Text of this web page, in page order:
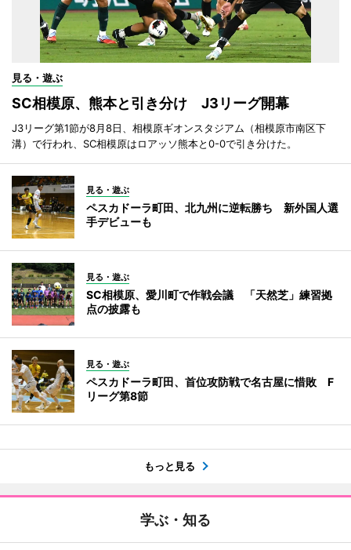
見る・遊ぶ
SC相模原、熊本と引き分け J3リーグ開幕
J3リーグ第1節が8月8日、相模原ギオンスタジアム（相模原市南区下
溝）で行われ、SC相模原はロアッソ熊本と0-0で引き分けた。
見る・遊ぶ
ペスカドーラ町田、北九州に逆転勝ち 新外国人選
手デビューも
見る・遊ぶ
SC相模原、愛川町で作戦会議 「天然芝」練習拠
点の披露も
見る・遊ぶ
ペスカドーラ町田、首位攻防戦で名古屋に惜敗 F
リーグ第8節
もっと見る
学ぶ・知る